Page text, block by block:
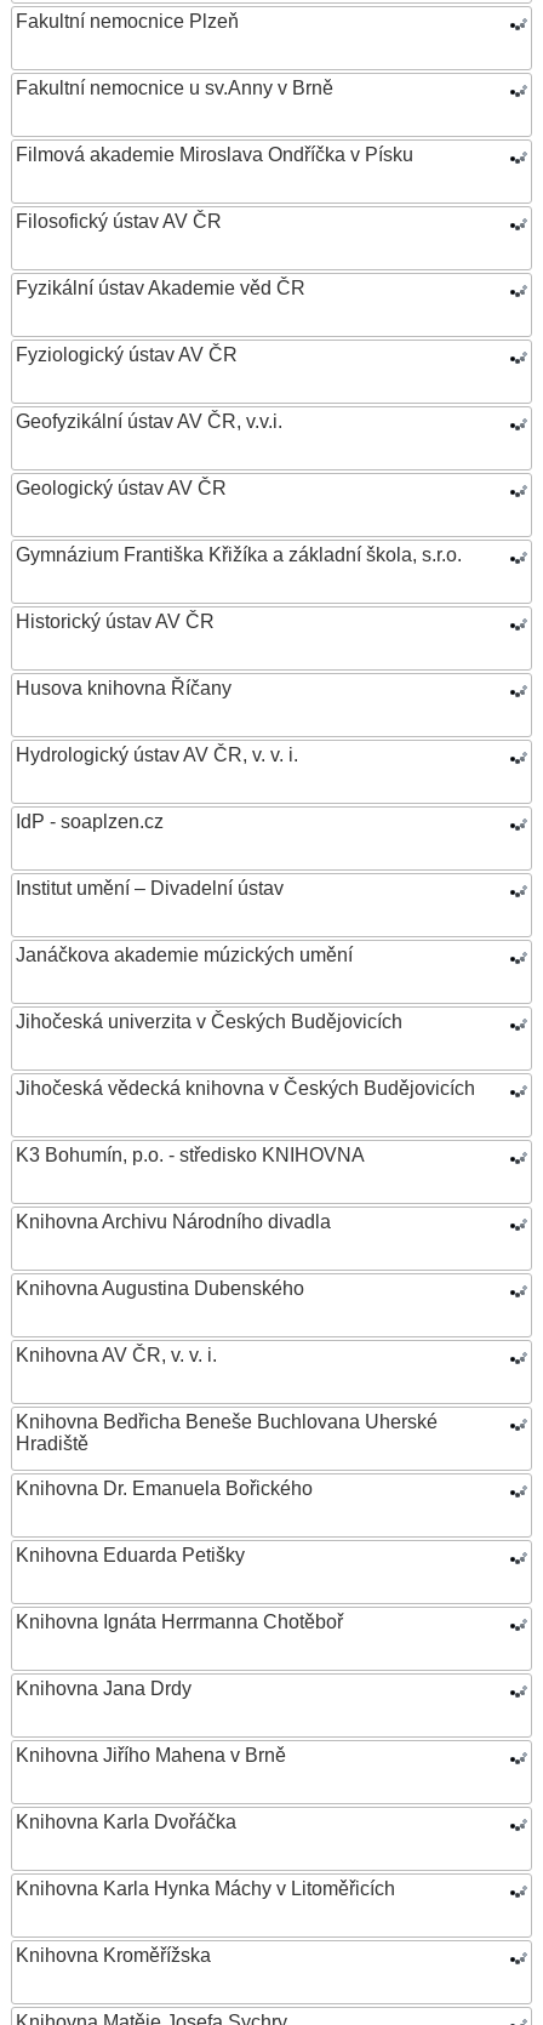
Fakultní nemocnice Plzeň
Fakultní nemocnice u sv.Anny v Brně
Filmová akademie Miroslava Ondříčka v Písku
Filosofický ústav AV ČR
Fyzikální ústav Akademie věd ČR
Fyziologický ústav AV ČR
Geofyzikální ústav AV ČR, v.v.i.
Geologický ústav AV ČR
Gymnázium Františka Křižíka a základní škola, s.r.o.
Historický ústav AV ČR
Husova knihovna Říčany
Hydrologický ústav AV ČR, v. v. i.
IdP - soaplzen.cz
Institut umění – Divadelní ústav
Janáčkova akademie múzických umění
Jihočeská univerzita v Českých Budějovicích
Jihočeská vědecká knihovna v Českých Budějovicích
K3 Bohumín, p.o. - středisko KNIHOVNA
Knihovna Archivu Národního divadla
Knihovna Augustina Dubenského
Knihovna AV ČR, v. v. i.
Knihovna Bedřicha Beneše Buchlovana Uherské
Hradiště
Knihovna Dr. Emanuela Bořického
Knihovna Eduarda Petišky
Knihovna Ignáta Herrmanna Chotěboř
Knihovna Jana Drdy
Knihovna Jiřího Mahena v Brně
Knihovna Karla Dvořáčka
Knihovna Karla Hynka Máchy v Litoměřicích
Knihovna Kroměřížska